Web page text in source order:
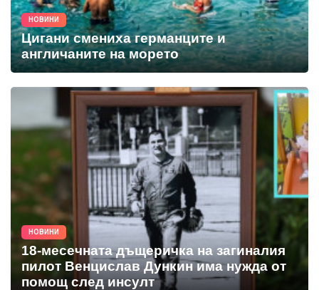
НОВИНИ
Цигани смениха германците и
англичаните на морето
НОВИНИ
18-месечната дъщеричка на загиналия
пилот Венцислав Дункин има нужда от
помощ след инсулт